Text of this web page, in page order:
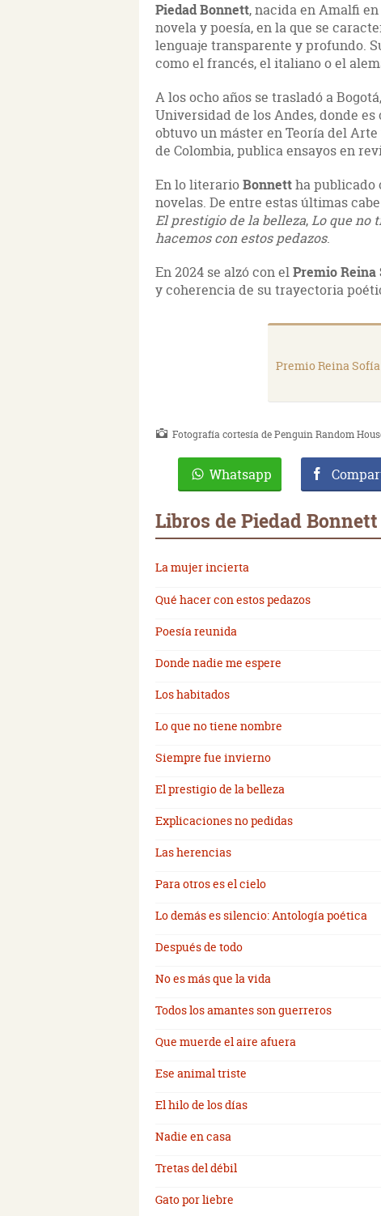
Piedad Bonnett, nacida en Amalfi
novela y poesía, en la que se
lenguaje transparente y profundo.
como el francés, el italiano o el
A los ocho años se trasladó a
Universidad de los Andes, donde
obtuvo un máster en Teoría del
de Colombia, publica ensayos en
En lo literarioBonnettha publicado
novelas. De entre estas últimas
El prestigio de la belleza,Lo que no
hacemos con estos pedazos.
En 2024 se alzó con elPremio Reina
y coherencia de su trayectoria
Premio Reina
Fotografía cortesía de Penguin Random
Whatsapp
Libros de Piedad Bonnett
La mujer incierta
Qué hacer con estos pedazos
Poesía reunida
Donde nadie me espere
Los habitados
Lo que no tiene nombre
Siempre fue invierno
El prestigio de la belleza
Explicaciones no pedidas
Las herencias
Para otros es el cielo
Lo demás es silencio: Antología poética
Después de todo
No es más que la vida
Todos los amantes son guerreros
Que muerde el aire afuera
Ese animal triste
El hilo de los días
Nadie en casa
Tretas del débil
Gato por liebre